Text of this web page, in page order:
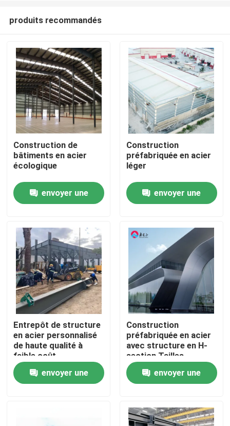
À la maison
Produits
À propos de nous
Visite de l'usine
Contrôle de la qualité
Nous contacter
Nouvelles
Les affaires
Entrepôt de structures en acier
produits recommandés
Construction de
bâtiments en acier
écologique
envoyer une
Construction
préfabriquée en acier
léger
envoyer une
Entrepôt de structure
en acier personnalisé
de haute qualité à
faible coût
envoyer une
Construction
préfabriquée en acier
avec structure en H-
section Tailles
personnalisées
envoyer une